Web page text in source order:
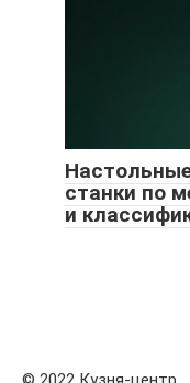
станки по
и